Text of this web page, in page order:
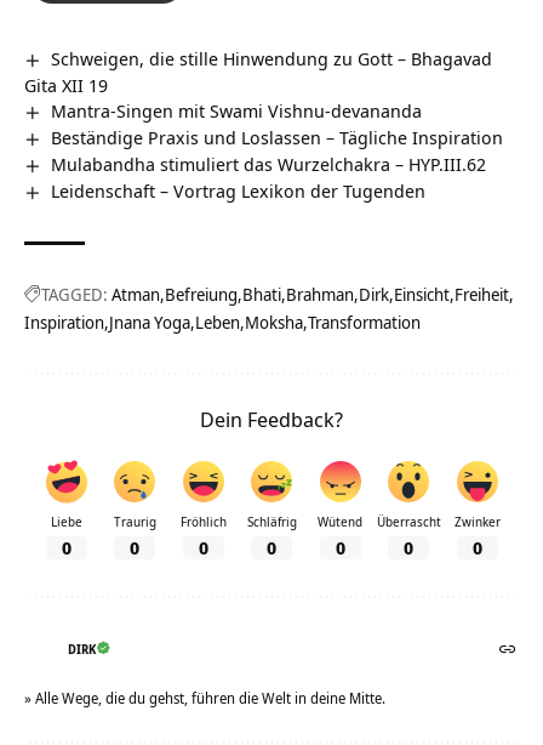
Schweigen, die stille Hinwendung zu Gott – Bhagavad
Gita XII 19
Mantra-Singen mit Swami Vishnu-devananda
Beständige Praxis und Loslassen – Tägliche Inspiration
Mulabandha stimuliert das Wurzelchakra – HYP.III.62
Leidenschaft – Vortrag Lexikon der Tugenden
TAGGED: Atman Befreiung Bhati Brahman Dirk Einsicht Freiheit
Inspiration Jnana Yoga Leben Moksha Transformation
Dein Feedback?
Liebe
0
Traurig
0
Fröhlich
0
Schläfrig
0
Wütend
0
Überrascht
0
Zwinker
0
DIRK
» Alle Wege, die du gehst, führen die Welt in deine Mitte.